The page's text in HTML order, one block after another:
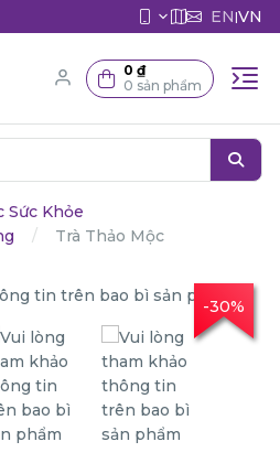
EN|VN
0 ₫
0 sản phẩm
Sức Khỏe
Trà Thảo Mộc
-30%